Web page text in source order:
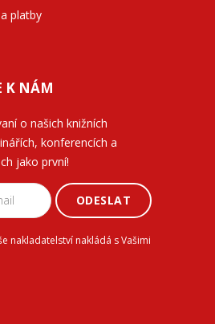
platby
K NÁM
o našich knižních
konferencích a
jako první!
ODESLAT
nakladatelství nakládá s Vašimi